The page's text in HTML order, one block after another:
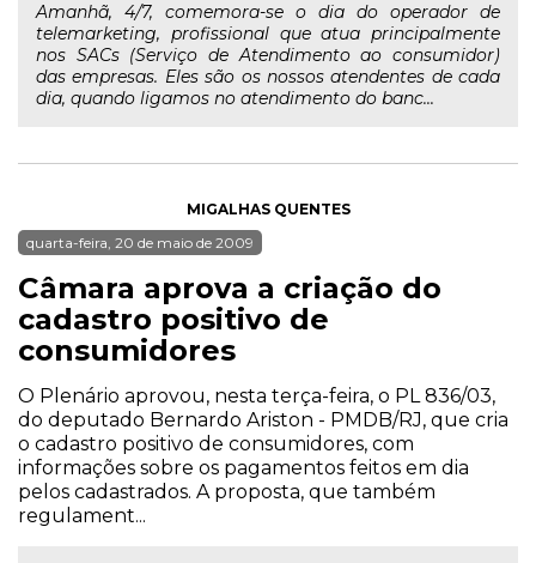
Amanhã, 4/7, comemora-se o dia do operador de
telemarketing, profissional que atua principalmente
nos SACs (Serviço de Atendimento ao consumidor)
das empresas. Eles são os nossos atendentes de cada
dia, quando ligamos no atendimento do banc...
MIGALHAS QUENTES
quarta-feira, 20 de maio de 2009
Câmara aprova a criação do
cadastro positivo de
consumidores
O Plenário aprovou, nesta terça-feira, o PL 836/03,
do deputado Bernardo Ariston - PMDB/RJ, que cria
o cadastro positivo de consumidores, com
informações sobre os pagamentos feitos em dia
pelos cadastrados. A proposta, que também
regulament...